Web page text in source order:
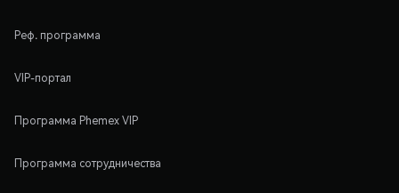
Реф. программа
VIP-портал
Программа Phemex VIP
Программа сотрудничества